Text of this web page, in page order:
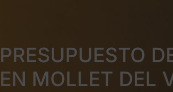
PRESUPUESTO
EN MOLLET DEL